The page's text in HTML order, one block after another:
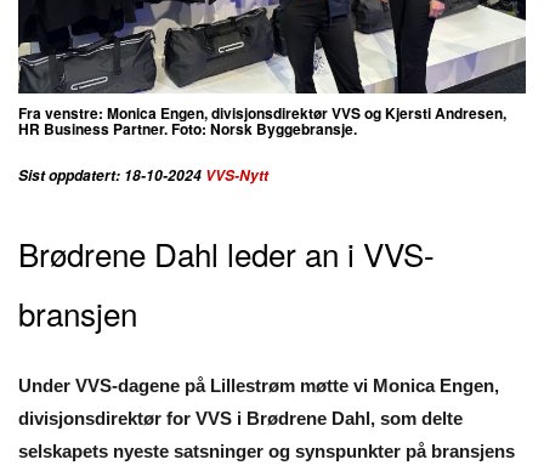
Fra venstre: Monica Engen, divisjonsdirektør VVS ogKjersti Andresen,
HR Business Partner. Foto: Norsk Byggebransje.
Sist oppdatert: 18-10-2024 VVS-Nytt
Brødrene Dahl leder an i VVS-
bransjen
Under VVS-dagene på Lillestrøm møtte vi Monica Engen,
divisjonsdirektør for VVS i Brødrene Dahl, som delte
selskapets nyeste satsninger og synspunkter på bransjens